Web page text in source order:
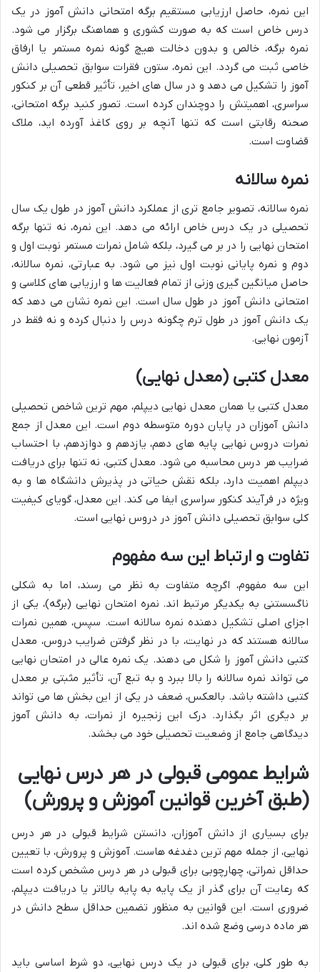
این نمره، حاصل ارزیابی مستقیم برگه امتحانی دانش آموز در یک
درس خاص است که به صورت کشوری و هماهنگ برگزار می شود.
نمره برگه، خالص و بدون دخالت هیچ گونه نمره مستمر یا ارفاق
خاصی ثبت می گردد. این نمره، ستون فقرات سوابق تحصیلی دانش
آموز را تشکیل می دهد و در سال های اخیر، تأثیر قطعی آن بر کنکور
سراسری، اهمیتش را دوچندان کرده است. تصور کنید برگه امتحانی،
صحنه رقابتی است که تنها آنچه بر روی کاغذ آورده اید، ملاک
قضاوت است.
نمره سالانه
نمره سالانه، تصویر جامع تری از عملکرد دانش آموز در طول یک سال
تحصیلی در یک درس خاص ارائه می دهد. این نمره، نه تنها برگه
امتحان نهایی را در بر می گیرد، بلکه شامل نمرات مستمر نوبت اول و
دوم و نمره پایانی نوبت اول نیز می شود. به عبارتی، نمره سالانه،
حاصل میانگین گیری وزنی از تمام فعالیت ها و ارزیابی های کلاسی و
امتحانی دانش آموز در طول سال است. این نمره نشان می دهد که
یک دانش آموز در طول ترم چگونه درس را دنبال کرده و نه فقط در
آزمون نهایی.
معدل کتبی (معدل نهایی)
معدل کتبی یا همان معدل نهایی دیپلم، مهم ترین شاخص تحصیلی
دانش آموزان در پایان دوره متوسطه دوم است. این معدل از جمع
نمرات دروس نهایی پایه های دهم، یازدهم و دوازدهم، با احتساب
ضرایب هر درس محاسبه می شود. معدل کتبی، نه تنها برای دریافت
دیپلم اهمیت دارد، بلکه نقش حیاتی در پذیرش دانشگاه ها و به
ویژه در فرآیند کنکور سراسری ایفا می کند. این معدل، گویای کیفیت
کلی سوابق تحصیلی دانش آموز در دروس نهایی است.
تفاوت و ارتباط این سه مفهوم
این سه مفهوم، اگرچه متفاوت به نظر می رسند، اما به شکلی
ناگسستنی به یکدیگر مرتبط اند. نمره امتحان نهایی (برگه)، یکی از
اجزای اصلی تشکیل دهنده نمره سالانه است. سپس، همین نمرات
سالانه هستند که در نهایت، با در نظر گرفتن ضرایب دروس، معدل
کتبی دانش آموز را شکل می دهند. یک نمره عالی در امتحان نهایی
می تواند نمره سالانه را بالا ببرد و به تبع آن، تأثیر مثبتی بر معدل
کتبی داشته باشد. بالعکس، ضعف در یکی از این بخش ها می تواند
بر دیگری اثر بگذارد. درک این زنجیره از نمرات، به دانش آموز
دیدگاهی جامع از وضعیت تحصیلی خود می بخشد.
شرایط عمومی قبولی در هر درس نهایی
(طبق آخرین قوانین آموزش و پرورش)
برای بسیاری از دانش آموزان، دانستن شرایط قبولی در هر درس
نهایی، از جمله مهم ترین دغدغه هاست. آموزش و پرورش، با تعیین
حداقل نمراتی، چهارچوبی برای قبولی در هر درس مشخص کرده است
که رعایت آن برای گذر از یک پایه به پایه بالاتر یا دریافت دیپلم،
ضروری است. این قوانین به منظور تضمین حداقل سطح دانش در
هر ماده درسی وضع شده اند.
به طور کلی، برای قبولی در یک درس نهایی، دو شرط اساسی باید